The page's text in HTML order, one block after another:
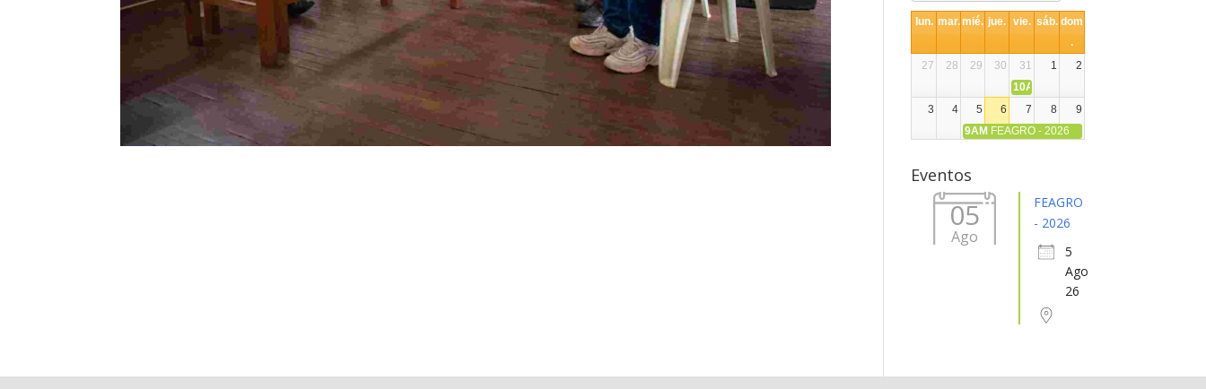
lun. mar.mié. jue. vie. sáb. dom
.
27
28 29 30 31 1
2
10AM
3
4 5 6 7 8
9
9AM FEAGRO - 2026
17 18 19 20 22 23
25 26
6
Eventos
05
Ago
FEAGRO
- 2026
5
Ago
26